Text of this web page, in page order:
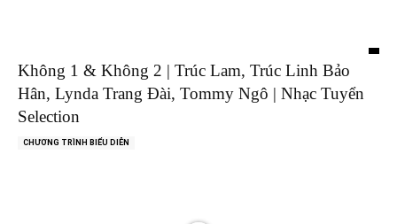
Không 1 & Không 2 | Trúc Lam, Trúc Linh Bảo
Hân, Lynda Trang Đài, Tommy Ngô | Nhạc Tuyển
Selection
CHƯƠNG TRÌNH BIỂU DIỄN